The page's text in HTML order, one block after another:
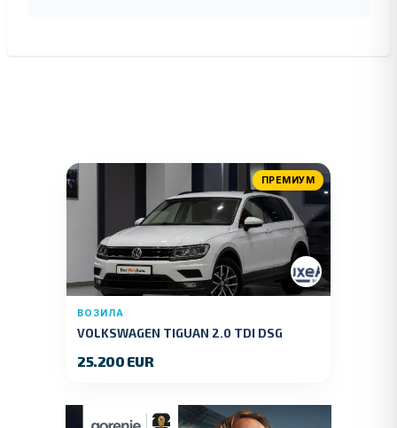
ПРЕМИУМ
ВОЗИЛА
VOLKSWAGEN TIGUAN 2.0 TDI DSG
25.200 EUR